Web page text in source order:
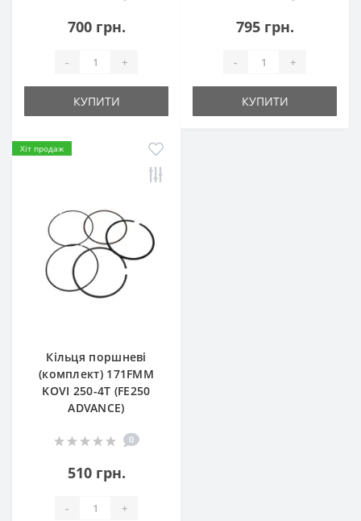
700 грн.
- +
КУПИТИ
795 грн.
- +
КУПИТИ
Хіт продаж
Кільця поршневі
(комплект) 171FMM
KOVI 250-4Т (FE250
ADVANCE)
0
510 грн.
- +